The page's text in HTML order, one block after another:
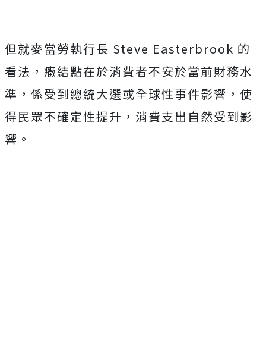
但就麥當勞執行長 Steve Easterbrook 的
看法，癥結點在於消費者不安於當前財務水
準，係受到總統大選或全球性事件影響，使
得民眾不確定性提升，消費支出自然受到影
響。